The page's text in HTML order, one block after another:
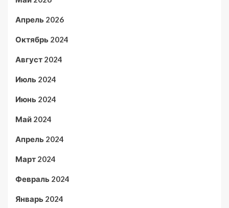
Апрель 2026
Октябрь 2024
Август 2024
Июль 2024
Июнь 2024
Май 2024
Апрель 2024
Март 2024
Февраль 2024
Январь 2024